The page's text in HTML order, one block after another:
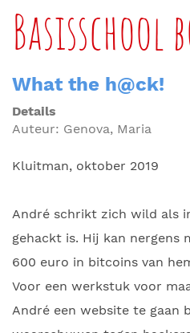
Basisschool
What the h@ck!
Details
Auteur: Genova, Maria
Kluitman, oktober 2019
André schrikt zich wild als
gehackt is. Hij kan nergens
600 euro in bitcoins van
Voor een werkstuk voor
André een website te gaan